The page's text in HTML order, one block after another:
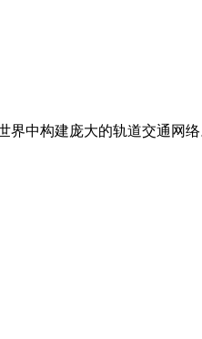
界中构建庞大的轨道交通网